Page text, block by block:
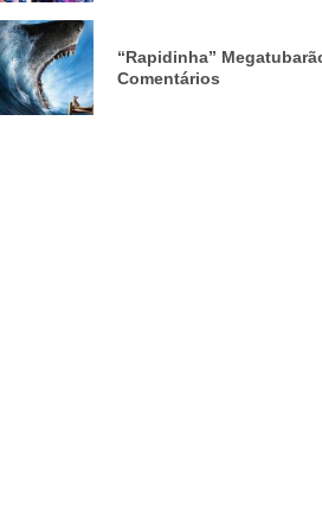
“Rapidinha”
Comentários